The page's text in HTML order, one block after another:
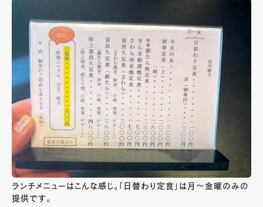
ランチメニューはこんな感じ。「日替わり定食」は月～金曜のみの
提供です。